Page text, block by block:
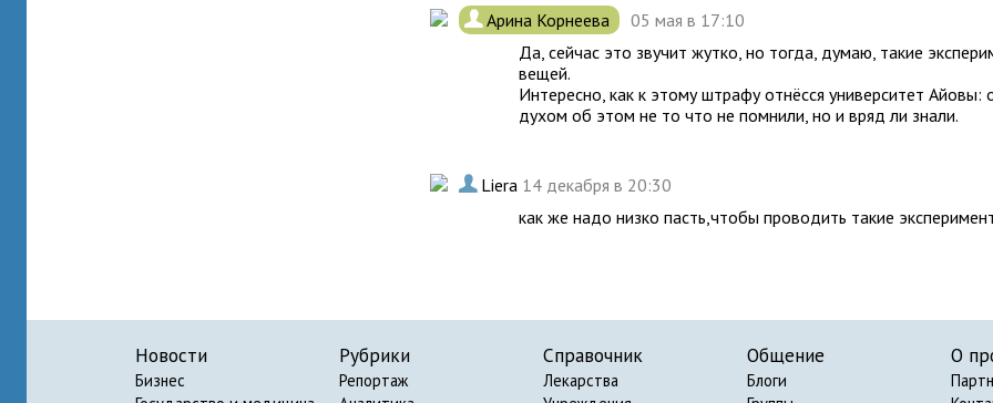
. Арина Корнеева
05 мая в 17:10
Да, сейчас это звучит жутко, но тогда, думаю, такие
вещей.
Интересно, как к этому штрафу отнёсся университет
духом об этом не то что не помнили, но и вряд ли знали.
. Liera 14 декабря в 20:30
как же надо низко пасть,чтобы проводить такие
Новости
Бизнес
Рубрики
Репортаж
Справочник
Лекарства
Общение
Блоги
О